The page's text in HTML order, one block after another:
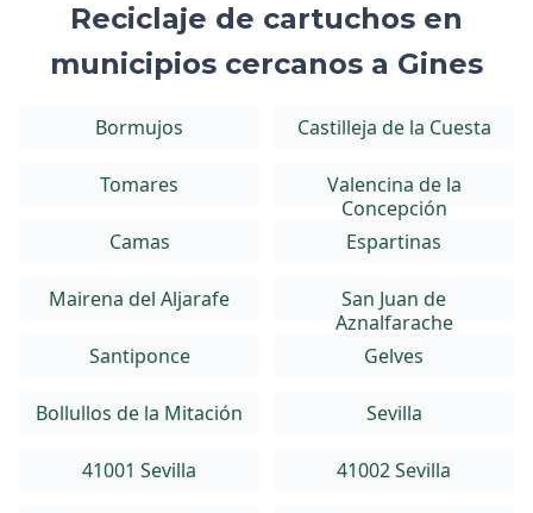
Reciclaje de cartuchos en
municipios cercanos a Gines
Bormujos Castilleja de la Cuesta
Tomares
Valencina de la
Concepción
Camas
Espartinas
Mairena del Aljarafe
San Juan de
Aznalfarache
Santiponce
Gelves
Bollullos de la Mitación Sevilla
41001 Sevilla 41002 Sevilla